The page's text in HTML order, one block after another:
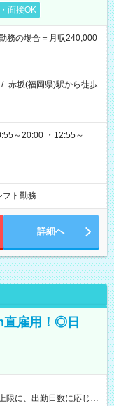
面接OK
務の場合＝月収240,000
/ 赤坂(福岡県)駅から徒歩
～20:00 ・12:55～
フト勤務
詳細へ
直雇用！◎日
限に、出勤日数に応じて